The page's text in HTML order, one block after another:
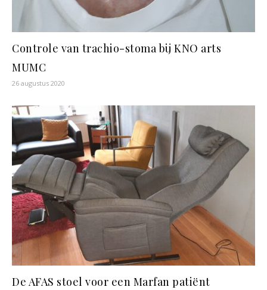
Controle van trachio-stoma bij KNO arts
MUMC
26 augustus 2020
De AFAS stoel voor een Marfan patiënt